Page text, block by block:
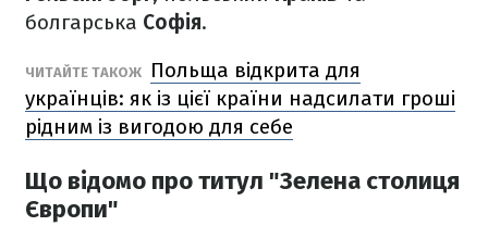
болгарська Софія.
ЧИТАЙТЕ ТАКОЖ
Польща відкрита для
українців: як із цієї країни надсилати гроші
рідним із вигодою для себе
Що відомо про титул "Зелена столиця
Європи"